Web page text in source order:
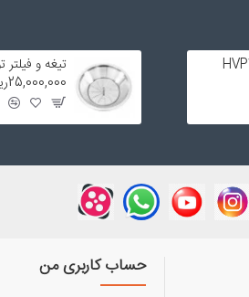
25,000,000ریال
حساب کاربری من